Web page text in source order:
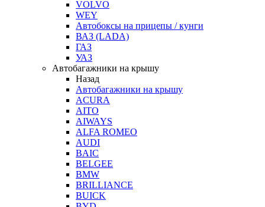
VOLVO
WEY
Автобоксы на прицепы / кунги
ВАЗ (LADA)
ГАЗ
УАЗ
Автобагажники на крышу
Назад
Автобагажники на крышу
ACURA
AITO
AIWAYS
ALFA ROMEO
AUDI
BAIC
BELGEE
BMW
BRILLIANCE
BUICK